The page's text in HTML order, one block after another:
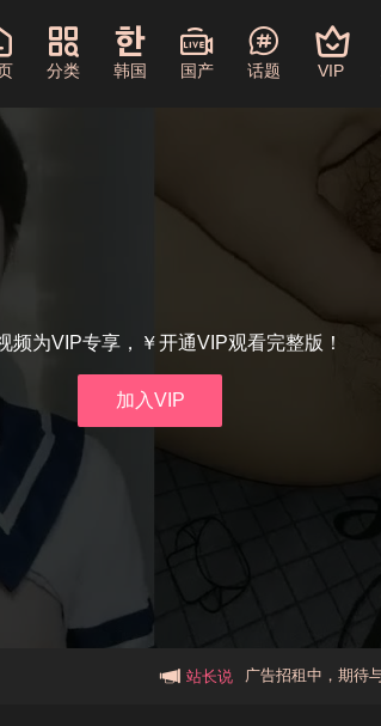
分类 韩国 国产 话题 VIP
频为VIP专享，￥开通VIP观看完整版！
加入VIP
站长说 广告招租中，期待